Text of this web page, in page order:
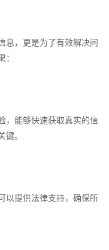
息，更是为了有效解决问
，能够快速获取真实的信
。
以提供法律支持，确保所